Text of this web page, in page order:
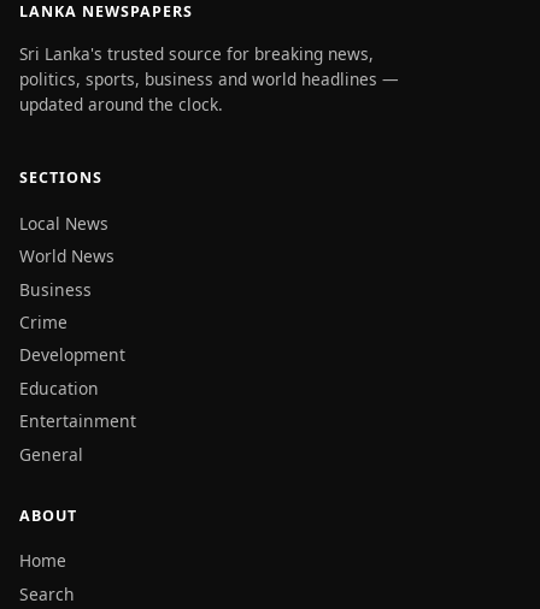
LANKA NEWSPAPERS
Sri Lanka's trusted source for breaking news,
politics, sports, business and world headlines —
updated around the clock.
SECTIONS
Local News
World News
Business
Crime
Development
Education
Entertainment
General
ABOUT
Home
Search